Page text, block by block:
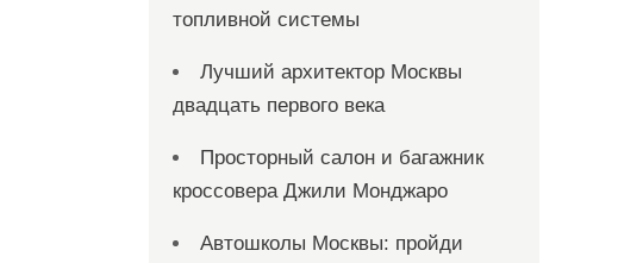
топливной системы
Лучший архитектор Москвы
двадцать первого века
Просторный салон и багажник
кроссовера Джили Монджаро
Автошколы Москвы: пройди